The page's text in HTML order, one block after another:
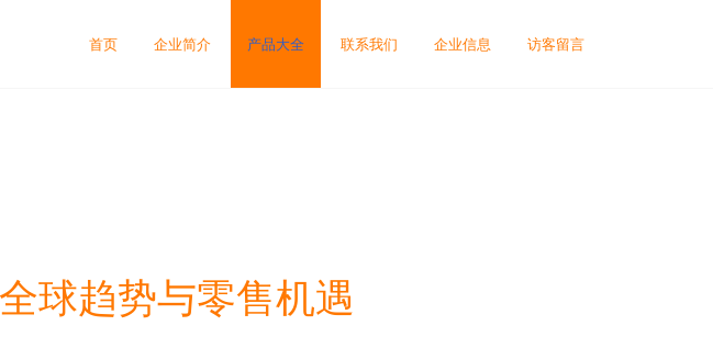
首页 企业简介 产品大全 联系我们 企业信息 访客留言
球趋势与零售机遇